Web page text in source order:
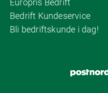
Europris Bedrift
Bedrift Kundeservice
Bli bedriftskunde i dag!